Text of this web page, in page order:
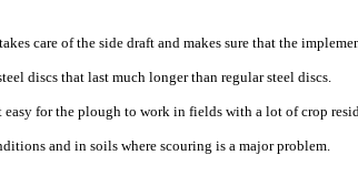
care of the side draft and makes sure that the
discs that last much longer than regular steel discs.
for the plough to work in fields with a lot of crop
and in soils where scouring is a major problem.